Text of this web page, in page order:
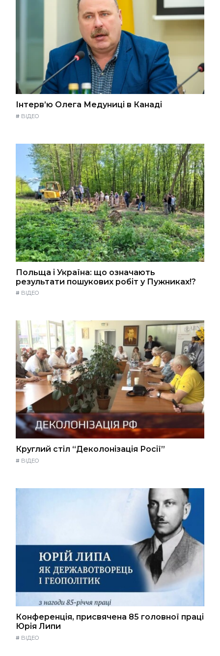
Інтерв’ю Олега Медуниці в Канаді
# ВІДЕО
Польща і Україна: що означають
результати пошукових робіт у Пужниках!?
# ВІДЕО
Круглий стіл “Деколонізація Росії”
# ВІДЕО
Конференція, присвячена 85 головної праці
Юрія Липи
# ВІДЕО